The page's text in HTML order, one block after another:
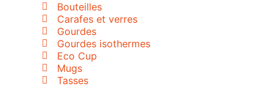
Bouteilles
Carafes et verres
Gourdes
Gourdes isothermes
Eco Cup
Mugs
Tasses